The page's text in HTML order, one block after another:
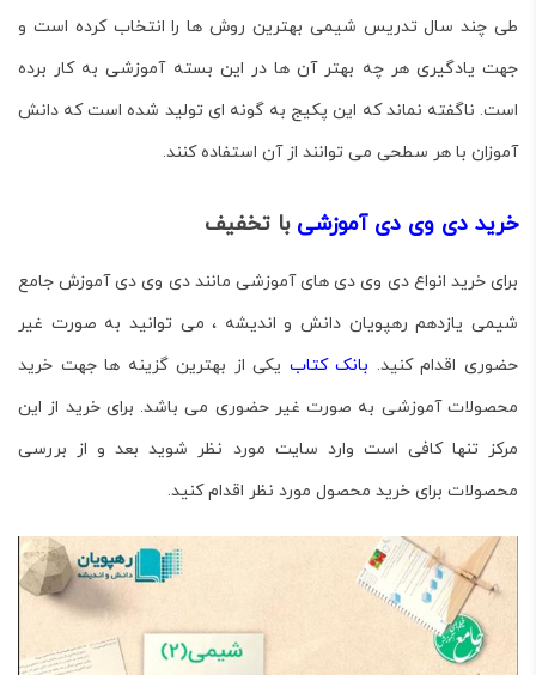
طی چند سال تدریس شیمی بهترین روش ها را انتخاب کرده است و
جهت یادگیری هر چه بهتر آن ها در این بسته آموزشی به کار برده
است. ناگفته نماند که این پکیج به گونه ای تولید شده است که دانش
آموزان با هر سطحی می توانند از آن استفاده کنند.
خرید دی وی دی آموزشی با تخفیف
برای خرید انواع دی وی دی های آموزشی مانند دی وی دی آموزش جامع
شیمی یازدهم رهپویان دانش و اندیشه ، می توانید به صورت غیر
حضوری اقدام کنید. بانک کتاب یکی از بهترین گزینه ها جهت خرید
محصولات آموزشی به صورت غیر حضوری می باشد. برای خرید از این
مرکز تنها کافی است وارد سایت مورد نظر شوید بعد و از بررسی
محصولات برای خرید محصول مورد نظر اقدام کنید.